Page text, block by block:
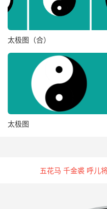
太极图（合）
太极图
五花马 千金裘 呼儿